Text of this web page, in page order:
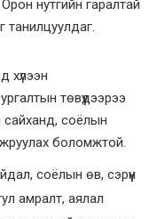
нутгийн гаралтай
танилцуулдаг.
хүлээн
төвүүдээрээ
сайханд, соёлын
боломжтой.
соёлын өв, сэрүүн
амралт, аялал